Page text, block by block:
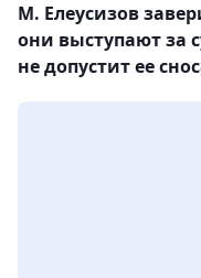
М. Елеусизов
они выступают за
не допустит ее